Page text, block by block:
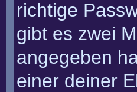
richtige
gibt es zwei
angegeben
einer deiner